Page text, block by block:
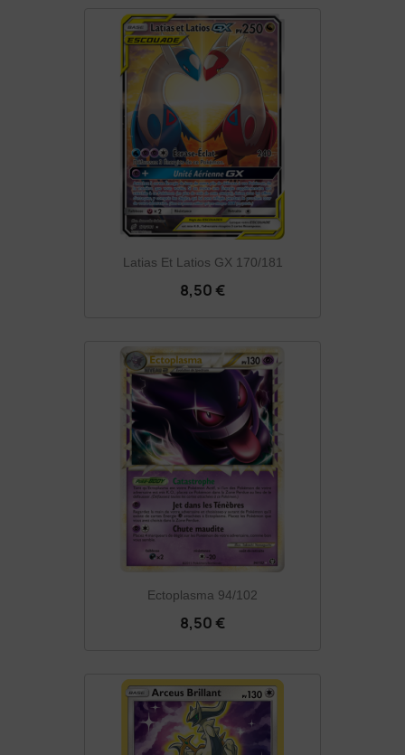
Latias Et Latios GX 170/181
8,50 €
Ectoplasma 94/102
8,50 €